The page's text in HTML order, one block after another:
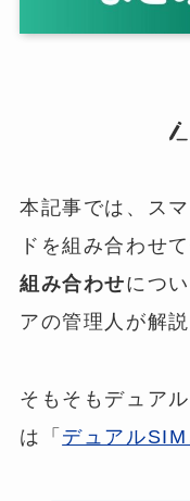
本記事では、ス
ドを組み合わせ
組み合わせにつ
アの管理人が解
そもそもデュア
は「 デュアルSIM